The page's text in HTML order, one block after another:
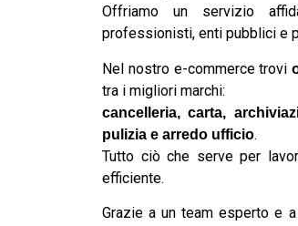
Offriamo un servizio
professionisti, enti pubblici e
Nel nostro e-commerce trovi
tra i migliori marchi:
cancelleria, carta,
pulizia e arredo ufficio.
Tutto ciò che serve per
efficiente.
Grazie a un team esperto e